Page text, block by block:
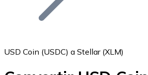
USD Coin (USDC) a Stellar (XLM)